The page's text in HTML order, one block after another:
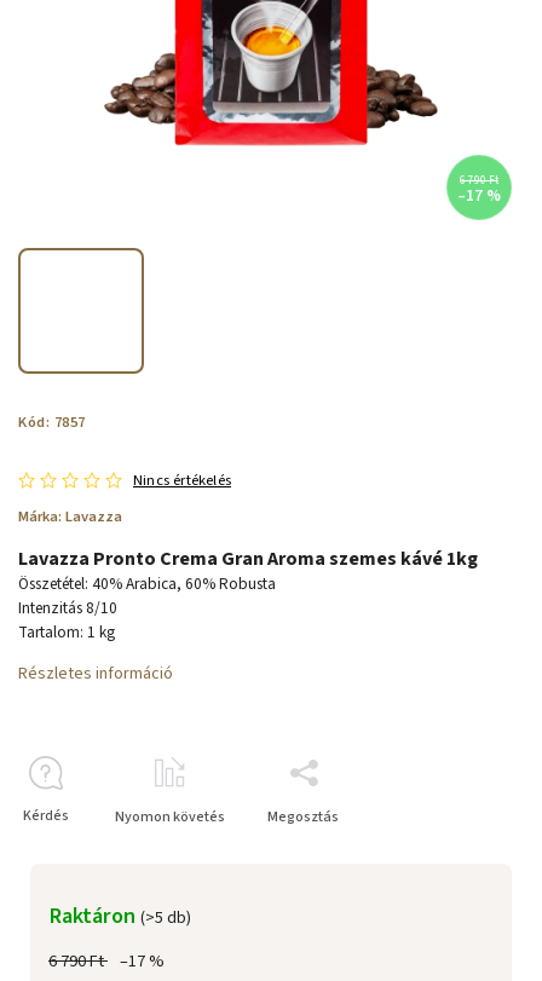
6 790 Ft
–17 %
Kód: 7857
Nincs értékelés
Márka: Lavazza
6 790 Ft –17 %
Raktáron (>5 db)
Lavazza Pronto Crema Gran Aroma szemes kávé 1kg
Összetétel: 40% Arabica, 60% Robusta
Intenzitás 8/10
Tartalom: 1 kg
Részletes információ
Kérdés Nyomon követés Megosztás